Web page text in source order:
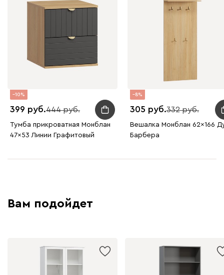
10
399 444
Тумба прикроватная Монблан
47x53 Линии Графитовый
8
305 332
Вешалка Монблан 62x166
Барбера
Вам подойдет